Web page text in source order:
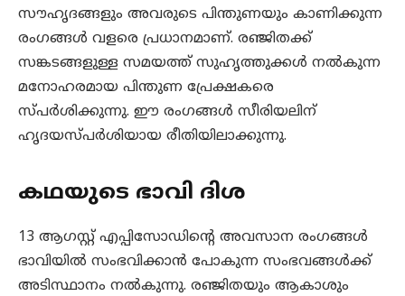
സൗഹൃദങ്ങളും അവരുടെ പിന്തുണയും കാണിക്കുന്ന
രംഗങ്ങൾ വളരെ പ്രധാനമാണ്. രഞ്ജിതക്ക്
സങ്കടങ്ങളുള്ള സമയത്ത് സുഹൃത്തുക്കൾ നൽകുന്ന
മനോഹരമായ പിന്തുണ പ്രേക്ഷകരെ
സ്പർശിക്കുന്നു. ഈ രംഗങ്ങൾ സീരിയലിന്
ഹൃദയസ്പർശിയായ രീതിയിലാക്കുന്നു.
കഥയുടെ ഭാവി ദിശ
13 ആഗസ്റ്റ് എപ്പിസോഡിന്റെ അവസാന രംഗങ്ങൾ
ഭാവിയിൽ സംഭവിക്കാൻ പോകുന്ന സംഭവങ്ങൾക്ക്
അടിസ്ഥാനം നൽകുന്നു. രഞ്ജിതയും ആകാശും